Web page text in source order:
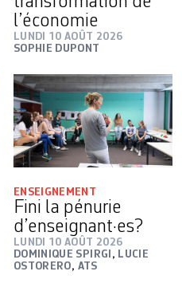
l’économie
LUNDI 10 AOÛT 2026
SOPHIE DUPONT
ENSEIGNEMENT
Fini la pénurie
d’enseignant·es?
LUNDI 10 AOÛT 2026
DOMINIQUE SPIRGI , LUCIE
OSTORERO, ATS